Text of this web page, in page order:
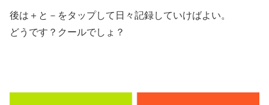
後は＋と－をタップして日々記録していけばよい。
どうです？クールでしょ？